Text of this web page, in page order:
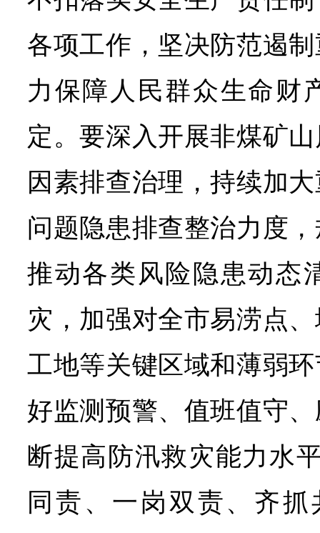
各项工作，坚决防范遏
力保障人民群众生命财
定。要深入开展非煤矿
因素排查治理，持续加
问题隐患排查整治力度
推动各类风险隐患动态
灾，加强对全市易涝点
工地等关键区域和薄弱
好监测预警、值班值守
断提高防汛救灾能力水
同责、一岗双责、齐